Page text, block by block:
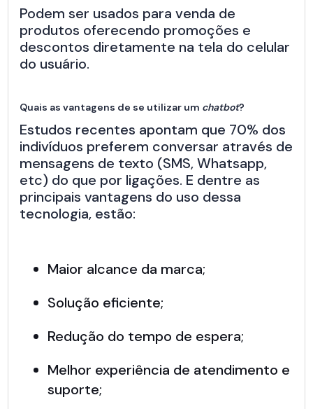
Podem ser usados para venda de
produtos oferecendo promoções e
descontos diretamente na tela do celular
do usuário.
Quais as vantagens de se utilizar um chatbot?
Estudos recentes apontam que 70% dos
indivíduos preferem conversar através de
mensagens de texto (SMS, Whatsapp,
etc) do que por ligações. E dentre as
principais vantagens do uso dessa
tecnologia, estão:
Maior alcance da marca;
Solução eficiente;
Redução do tempo de espera;
Melhor experiência de atendimento e
suporte;